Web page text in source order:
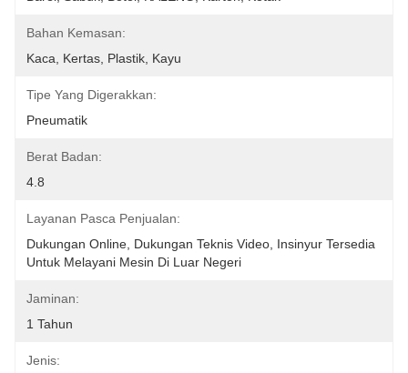
Bahan Kemasan:
Kaca, Kertas, Plastik, Kayu
Tipe Yang Digerakkan:
Pneumatik
Berat Badan:
4.8
Layanan Pasca Penjualan:
Dukungan Online, Dukungan Teknis Video, Insinyur Tersedia
Untuk Melayani Mesin Di Luar Negeri
Jaminan:
1 Tahun
Jenis: